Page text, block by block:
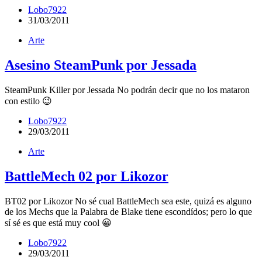
Lobo7922
31/03/2011
Arte
Asesino SteamPunk por Jessada
SteamPunk Killer por Jessada No podrán decir que no los mataron
con estilo 😉
Lobo7922
29/03/2011
Arte
BattleMech 02 por Likozor
BT02 por Likozor No sé cual BattleMech sea este, quizá es alguno
de los Mechs que la Palabra de Blake tiene escondídos; pero lo que
sí sé es que está muy cool 😀
Lobo7922
29/03/2011